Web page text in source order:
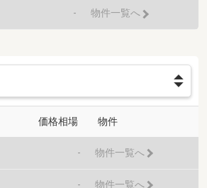
- 物件一覧へ
価格相場 物件
- 物件一覧へ
- 物件一覧へ